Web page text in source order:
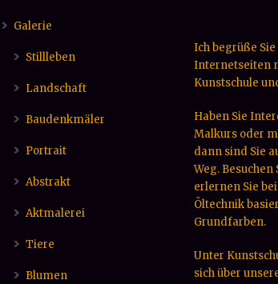
Galerie
Stillleben
Landschaft
Baudenkmäler
Portrait
Abstrakt
Aktmalerei
Tiere
Blumen
Ich begrüße
Internetseiten
Kunstschule
Haben Sie
Malkurs oder
dann sind Sie
Weg. Besuchen
erlernen Sie
Öltechnik
Grundfarben.
Unter
sich über